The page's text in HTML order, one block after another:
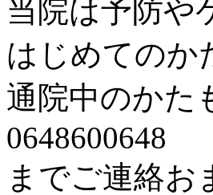
当院は予防や
はじめてのか
通院中のかた
0648600648
までご連絡お